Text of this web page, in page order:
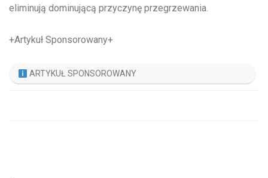
eliminują dominującą przyczynę przegrzewania.
+Artykuł Sponsorowany+
ARTYKUŁ SPONSOROWANY